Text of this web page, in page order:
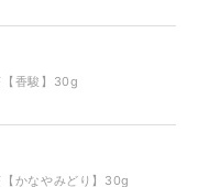
香駿】30g
かなやみどり】30g